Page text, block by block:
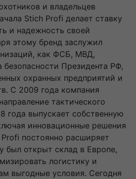
и владельцев
Stich Profi делает ставку
и надежность своей
этому бренд заслужил
как ФСБ, МВД,
безопасности Президента РФ,
охранных предприятий и
С 2009 года компания
тактического
года выпускает собственную
инновационные решения
постоянно расширяет
был открыт склад в Европе,
логистику и
выгодные условия. Сегодня